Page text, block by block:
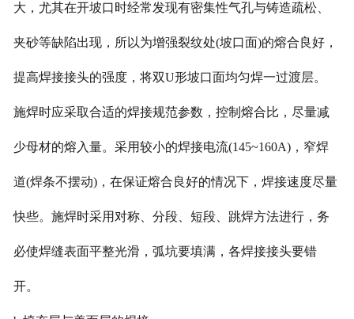
大，尤其在开坡口时经常发现有密集性气孔与铸造疏松、
夹砂等缺陷出现，所以为增强裂纹处(坡口面)的熔合良好，
提高焊接接头的强度，将双U形坡口面均匀焊一过渡层。
施焊时应采取合适的焊接规范参数，控制熔合比，尽量减
少母材的熔入量。采用较小的焊接电流(145~160A)，窄焊
道(焊条不摆动)，在保证熔合良好的情况下，焊接速度尽量
快些。施焊时采用对称、分段、短段、跳焊方法进行，务
必使焊缝表面平整光滑，弧坑要填满，各焊接接头要错
开。